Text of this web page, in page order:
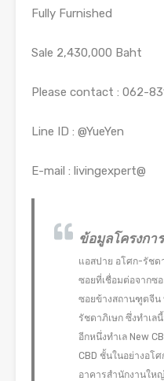
Fully Furnished
Sale 2,430,000 Baht
Please contact : 062-
Line ID : @YueYen
E-mail : livingexpert@
ข้อมูลโครงการ
แอสปาย อโศก-รัชด
ซอยที่เชื่อมต่อจากซ
ซอยข้างสถานฑูตจีน
รัชดาภิเษก ซึ่งทำเล
อีกหนึ่งทำเล New
CBD ชั้นในอย่างอโ
อาคารสำนักงานให